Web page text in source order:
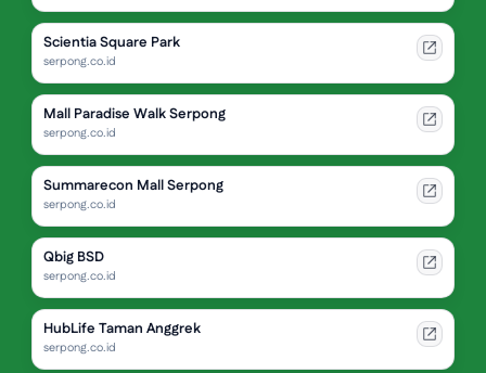
Scientia Square Park
serpong.co.id
Mall Paradise Walk Serpong
serpong.co.id
Summarecon Mall Serpong
serpong.co.id
Qbig BSD
serpong.co.id
HubLife Taman Anggrek
serpong.co.id